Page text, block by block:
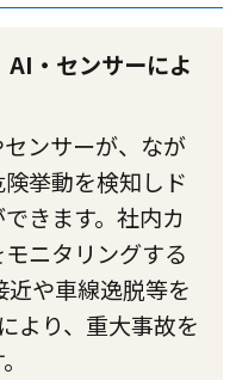
AI・センサーによ
ンサーが、なが
挙動を検知しド
きます。社内カ
ニタリングする
や車線逸脱等を
より、重大事故を